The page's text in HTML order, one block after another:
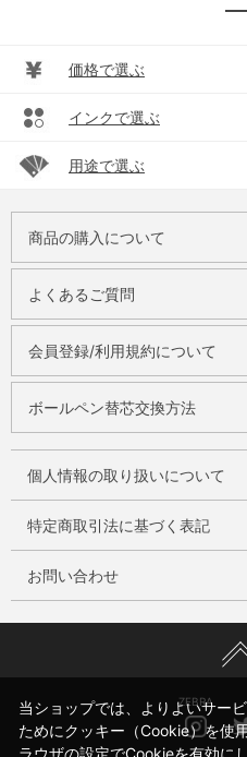
価格で選ぶ
インクで選ぶ
用途で選ぶ
商品の購入について
よくあるご質問
会員登録/利用規約について
ボールペン替芯交換方法
個人情報の取り扱いについて
特定商取引法に基づく表記
お問い合わせ
ZEBRA
当ショップでは、よりよいサー
ためにクッキー（Cookie）を使